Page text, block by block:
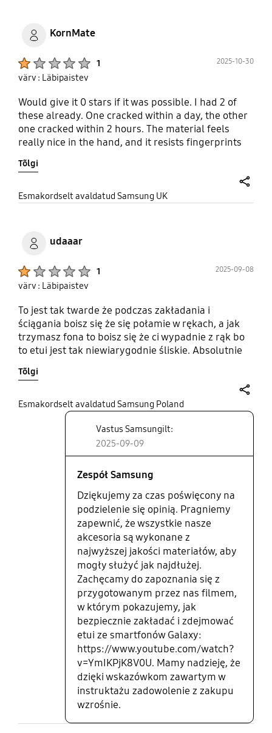
KornMate
1 2025-10-30
värv : Läbipaistev
Would give it 0 stars if it was possible. I had 2 of
these already. One cracked within a day, the other
one cracked within 2 hours. The material feels
really nice in the hand, and it resists fingerprints
easily under normal use. I don't even know how
quality control. It's a bummer because I really liked
Tõlgi
Esmakordselt avaldatud Samsung UK
udaaar
1 2025-09-08
värv : Läbipaistev
To jest tak twarde że podczas zakładania i
ściągania boisz się że się połamie w rękach, a jak
trzymasz fona to boisz się że ci wypadnie z rąk bo
to etui jest tak niewiarygodnie śliskie. Absolutnie
czegoś. Najlepiej kupcie silikonowy, nie
Tõlgi
Esmakordselt avaldatud Samsung Poland
Vastus Samsungilt:
2025-09-09
Zespół Samsung
Dziękujemy za czas poświęcony na
podzielenie się opinią. Pragniemy
zapewnić, że wszystkie nasze
akcesoria są wykonane z
najwyższej jakości materiałów, aby
mogły służyć jak najdłużej.
Zachęcamy do zapoznania się z
przygotowanym przez nas filmem,
w którym pokazujemy, jak
bezpiecznie zakładać i zdejmować
etui ze smartfonów Galaxy:
https://www.youtube.com/watch?
v=YmIKPjK8V0U. Mamy nadzieję, że
dzięki wskazówkom zawartym w
instruktażu zadowolenie z zakupu
wzrośnie.